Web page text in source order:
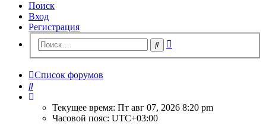
Поиск
Вход
Регистрация
Поиск
Список форумов
Поиск
Текущее время: Пт авг 07, 2026 8:20 pm
Часовой пояс: UTC+03:00